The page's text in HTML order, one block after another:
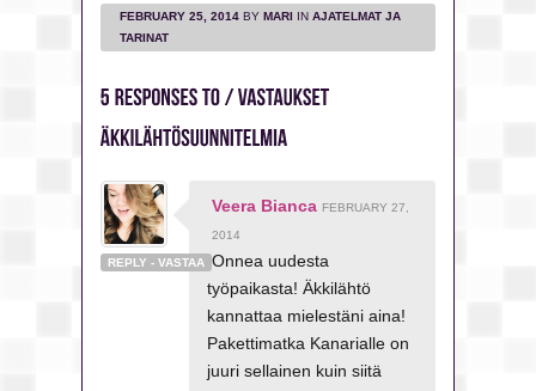
FEBRUARY 25, 2014 BY MARI IN AJATELMAT JA
TARINAT
REPLY - VASTAA
Veera Bianca FEBRUARY 27,
2014
Onnea uudesta
työpaikasta! Äkkilähtö
kannattaa mielestäni aina!
Pakettimatka Kanarialle on
juuri sellainen kuin siitä